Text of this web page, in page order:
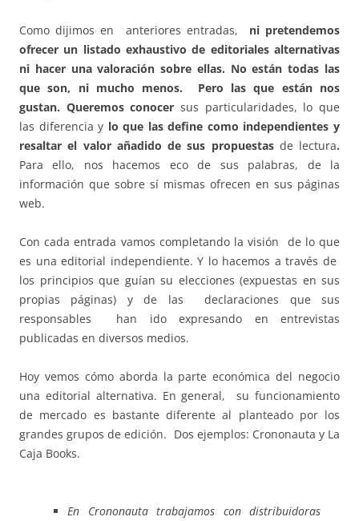
Como dijimos en anteriores entradas, ni pretendemos
ofrecer un listado exhaustivo de editoriales alternativas
ni hacer una valoración sobre ellas. No están todas las
que son, ni mucho menos. Pero las que están nos
gustan. Queremos conocer sus particularidades, lo que
las diferencia y lo que las define como independientes y
resaltar el valor añadido de sus propuestas de lectura.
Para ello, nos hacemos eco de sus palabras, de la
información que sobre sí mismas ofrecen en sus páginas
web.
Con cada entrada vamos completando la visión de lo que
es una editorial independiente. Y lo hacemos a través de
los principios que guían su elecciones (expuestas en sus
propias páginas) y de lasdeclaraciones que sus
responsables han ido expresando en entrevistas
publicadas en diversos medios.
Hoy vemos cómo aborda la parte económica del negocio
una editorial alternativa. En general, su funcionamiento
de mercado es bastante diferente al planteado por los
grandes grupos de edición. Dos ejemplos: Crononauta y La
Caja Books.
En Crononauta trabajamos con distribuidoras